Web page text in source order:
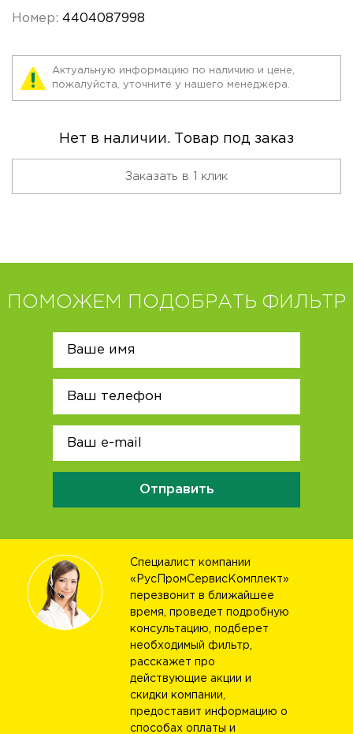
Номер: 4404087998
Актуальную информацию по наличию и цене,
пожалуйста, уточните у нашего менеджера.
Нет в наличии. Товар под заказ
Заказать в 1 клик
ПОМОЖЕМ ПОДОБРАТЬ ФИЛЬТР
Отправить
Специалист компании
«РусПромСервисКомплект»
перезвонит в ближайшее
время, проведет подробную
консультацию, подберет
необходимый фильтр,
расскажет про
действующие акции и
скидки компании,
предоставит информацию о
способах оплаты и